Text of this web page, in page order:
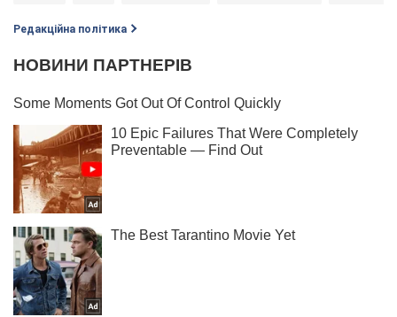
Редакційна політика